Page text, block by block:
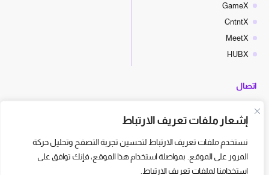
إشعار ملفات تعريف الارتباط
نستخدم ملفات تعريف الارتباط لتحسين تجربة التصفح وتحليل حركة
المرور على الموقع. بمواصلة استخدام هذا الموقع، فإنك توافق على
استخدامنا لملفات تعريف الارتباط.
GameX
CntntX
MeetX
HUBX
اتصال
hello@cyberx.world